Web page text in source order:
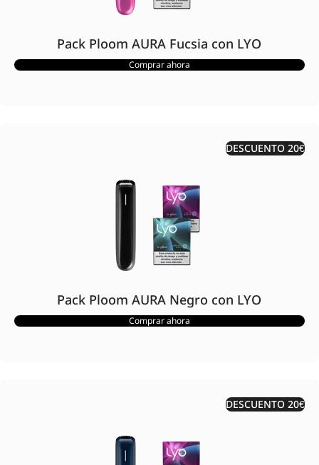
Pack Ploom AURA Fucsia con LYO
Comprar ahora
DESCUENTO 20€
Pack Ploom AURA Negro con LYO
Comprar ahora
DESCUENTO 20€